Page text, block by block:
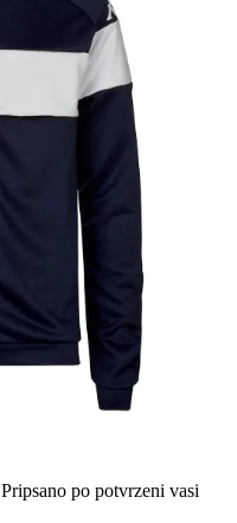
Pripsano po potvrzeni vasi